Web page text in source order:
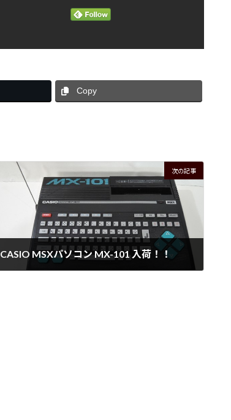
Copy
次の記事
CASIO MSXパソコン MX-101 入荷！！